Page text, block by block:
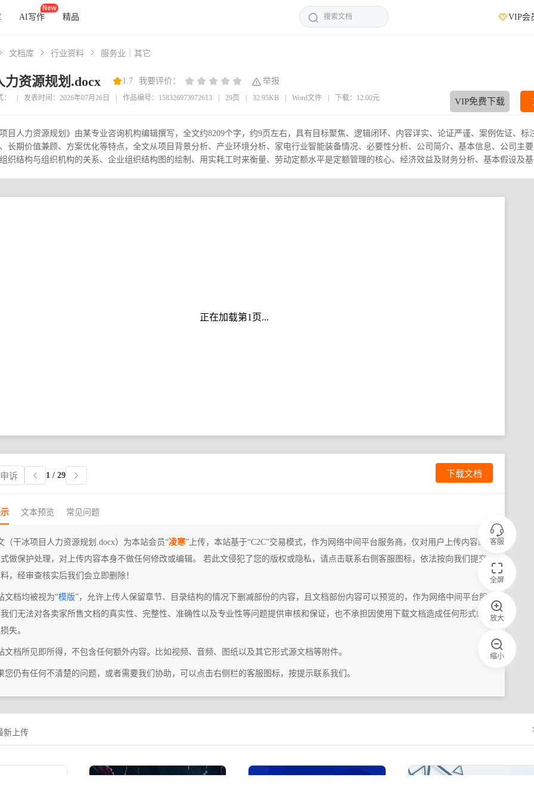
AI写作 精品 VIP会
文档库 行业资料 服务业｜其它
力资源规划.docx 1.7 我要评价： 举报
发表时间：2026年07月26日 作品编号：158326973972613 29页 32.95KB Word文件 下载：12.00元 VIP免费下载
目人力资源规划》由某专业咨询机构编辑撰写，全文约8209个字，约9页左右，具有目标聚焦、逻辑闭环、内容详实、论证严谨、案例佐证、标
长期价值兼顾、方案优化等特点，全文从项目背景分析、产业环境分析、家电行业智能装备情况、必要性分析、公司简介、基本信息、公司主
织结构与组织机构的关系、企业组织结构图的绘制、用实耗工时来衡量、劳动定额水平是定额管理的核心、经济效益及财务分析、基本假设及
正在加载第1页...
客服
全屏
放大
缩小
诉 1 / 29 下载文档
文本预览 常见问题
（干冰项目人力资源规划.docx）为本站会员“凌寒”上传，本站基于“C2C”交易模式，作为网络中间平台服务商，仅对用户上传内容的
做保护处理，对上传内容本身不做任何修改或编辑。 若此文侵犯了您的版权或隐私，请点击联系右侧客服图标，依法按向我们提交
，经审查核实后我们会立即删除！
文档均被视为“模版”，允许上传人保留章节、目录结构的情况下删减部份的内容，且文档部份内容可以预览的，作为网络中间平台服
们无法对各卖家所售文档的真实性、完整性、准确性以及专业性等问题提供审核和保证，也不承担因使用下载文档造成任何形式的
失。
文档所见即所得，不包含任何额外内容。比如视频、音频、图纸以及其它形式源文档等附件。
您仍有任何不清楚的问题，或者需要我们协助，可以点击右侧栏的客服图标，按提示联系我们。
新上传